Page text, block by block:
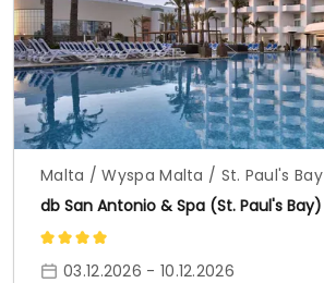
Malta / Wyspa Malta / St. Paul's Bay
db San Antonio & Spa (St. Paul's Bay)
03.12.2026 - 10.12.2026